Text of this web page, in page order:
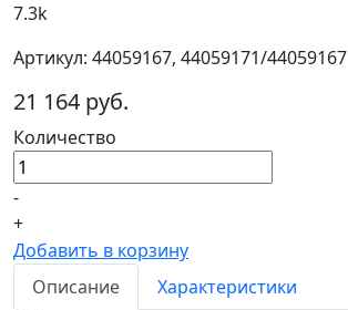
7.3k
Артикул: 44059167, 44059171/44059167
21 164 руб.
Количество
-
+
Добавить в корзину
Описание
Характеристики